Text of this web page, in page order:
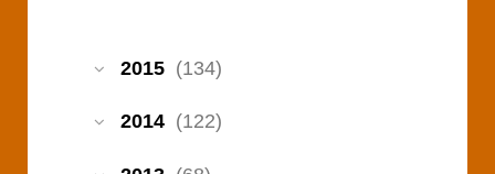
2015 (134)
2014 (122)